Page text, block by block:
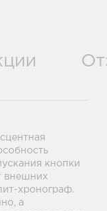
кнопки
внешних
хронограф.
а